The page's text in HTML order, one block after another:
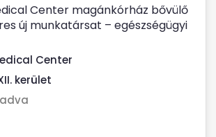
Center magánkórház bővülő
új munkatársat – egészségügyi
Center
kerület